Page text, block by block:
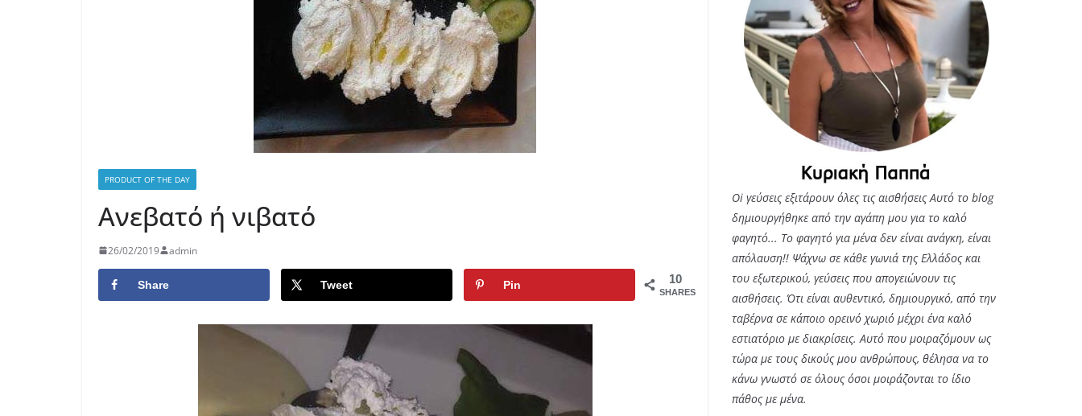
PRODUCT OF THE DAY
Ανεβατό ή νιβατό
26/02/2019 admin
10
SHARES
Share Tweet Pin
Oi γεύσεις εξιτάρουν όλες τις αισθήσεις Αυτό το blog
δημιουργήθηκε από την αγάπη μου για το καλό
φαγητό... Tο φαγητό για μένα δεν είναι ανάγκη, είναι
απόλαυση!! Ψάχνω σε κάθε γωνιά της Ελλάδος και
του εξωτερικού, γεύσεις που απογειώνουν τις
αισθήσεις. Ότι είναι αυθεντικό, δημιουργικό, από την
ταβέρνα σε κάποιο ορεινό χωριό μέχρι ένα καλό
εστιατόριο με διακρίσεις. Αυτό που μοιραζόμουν ως
τώρα με τους δικούς μου ανθρώπους, θέλησα να το
κάνω γνωστό σε όλους όσοι μοιράζονται το ίδιο
πάθος με μένα.